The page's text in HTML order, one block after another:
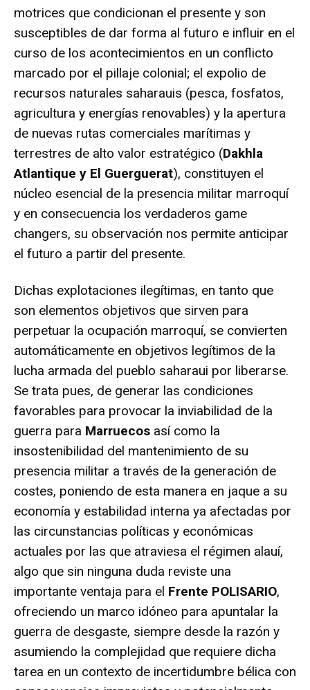
motrices que condicionan el presente y son
susceptibles de dar forma al futuro e influir en el
curso de los acontecimientos en un conflicto
marcado por el pillaje colonial; el expolio de
recursos naturales saharauis (pesca, fosfatos,
agricultura y energías renovables) y la apertura
de nuevas rutas comerciales marítimas y
terrestres de alto valor estratégico (Dakhla
Atlantique y El Guerguerat), constituyen el
núcleo esencial de la presencia militar marroquí
y en consecuencia los verdaderos game
changers, su observación nos permite anticipar
el futuro a partir del presente.
Dichas explotaciones ilegítimas, en tanto que
son elementos objetivos que sirven para
perpetuar la ocupación marroquí, se convierten
automáticamente en objetivos legítimos de la
lucha armada del pueblo saharaui por liberarse.
Se trata pues, de generar las condiciones
favorables para provocar la inviabilidad de la
guerra para Marruecos así como la
insostenibilidad del mantenimiento de su
presencia militar a través de la generación de
costes, poniendo de esta manera en jaque a su
economía y estabilidad interna ya afectadas por
las circunstancias políticas y económicas
actuales por las que atraviesa el régimen alauí,
algo que sin ninguna duda reviste una
importante ventaja para el Frente POLISARIO,
ofreciendo un marco idóneo para apuntalar la
guerra de desgaste, siempre desde la razón y
asumiendo la complejidad que requiere dicha
tarea en un contexto de incertidumbre bélica con